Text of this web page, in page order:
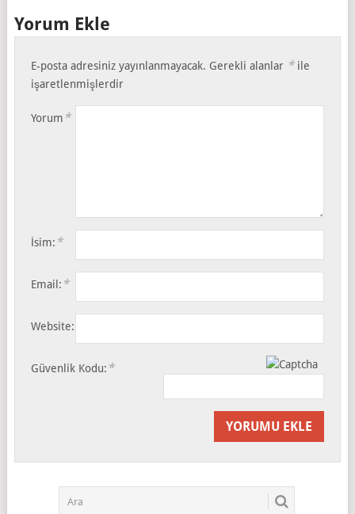
Yorum Ekle
E-posta adresiniz yayınlanmayacak. Gerekli alanlar *ile
işaretlenmişlerdir
Yorum *
İsim: *
Email: *
Website:
Güvenlik Kodu: *